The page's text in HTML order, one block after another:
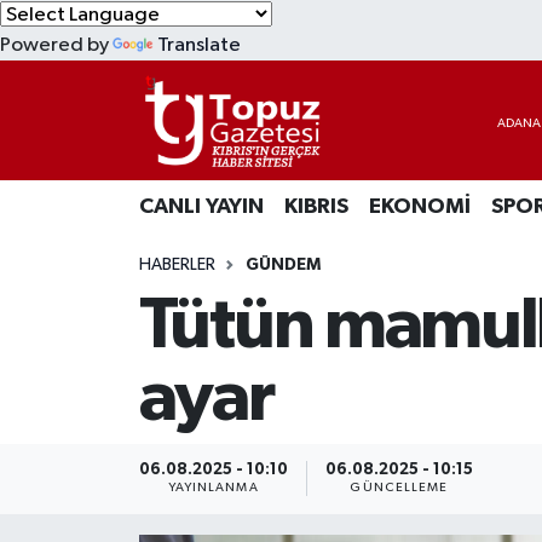
Powered by Translate
CANLI YAYIN KIBRIS EKONOMİ
HABERLER GÜNDEM
Tütün
ayar
06.08.2025 - 10:10
YAYINLANMA
06.08.2025 - 10:15
GÜNCELLEME
EKONOMİ
MAGAZİN
TEKNOLOJİ
Lefkoşa Nöbetçi Eczaneler
Lefkoşa Hava Durumu
Lefkoşa Trafik Yoğunluk Haritası
Süper Lig Puan Durumu ve Fikstür
Tüm Manşetler
Son Dakika Haberleri
Haber Arşivi